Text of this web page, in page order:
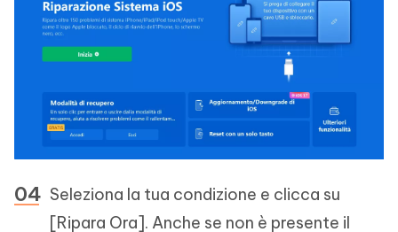
Seleziona la tua condizione e clicca su
[Ripara Ora]. Anche se non è presente il